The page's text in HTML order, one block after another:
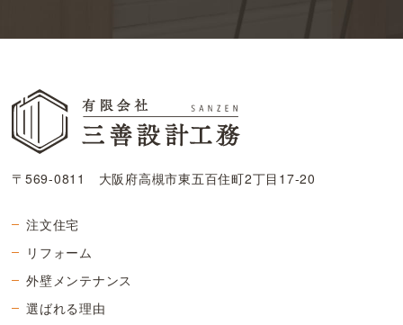
〒569-0811 大阪府高槻市東五百住町2丁目17-20
注文住宅
リフォーム
外壁メンテナンス
選ばれる理由